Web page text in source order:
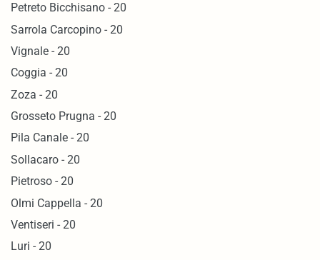
Petreto Bicchisano - 20
Sarrola Carcopino - 20
Vignale - 20
Coggia - 20
Zoza - 20
Grosseto Prugna - 20
Pila Canale - 20
Sollacaro - 20
Pietroso - 20
Olmi Cappella - 20
Ventiseri - 20
Luri - 20